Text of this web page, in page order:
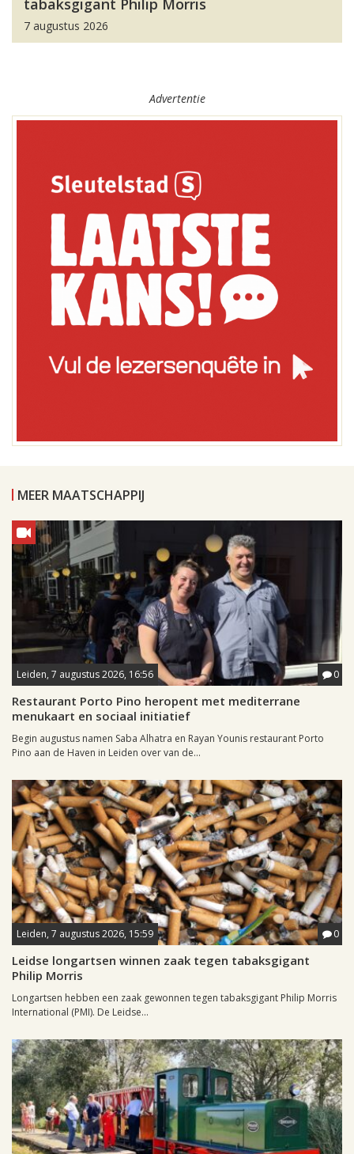
tabaksgigant Philip Morris
7 augustus 2026
Advertentie
MEER MAATSCHAPPIJ
Leiden, 7 augustus 2026, 16:56 0
Restaurant Porto Pino heropent met mediterrane
menukaart en sociaal initiatief
Begin augustus namen Saba Alhatra en Rayan Younis restaurant Porto
Pino aan de Haven in Leiden over van de...
Leiden, 7 augustus 2026, 15:59 0
Leidse longartsen winnen zaak tegen tabaksgigant
Philip Morris
Longartsen hebben een zaak gewonnen tegen tabaksgigant Philip Morris
International (PMI). De Leidse...